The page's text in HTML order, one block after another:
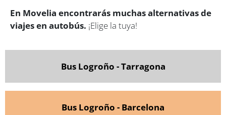
En Movelia encontrarás muchas alternativas de
viajes en autobús. ¡Elige la tuya!
Bus Logroño - Tarragona
Bus Logroño - Barcelona